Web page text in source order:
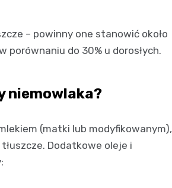
– powinny one stanowić około
do 30% u dorosłych.
niemowlaka?
(matki lub modyfikowanym),
Dodatkowe oleje i